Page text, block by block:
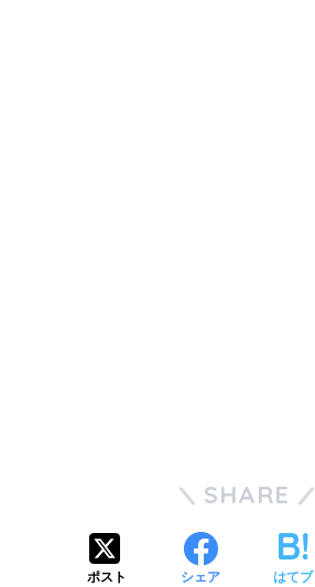
SHARE
ポスト シェア はてブ